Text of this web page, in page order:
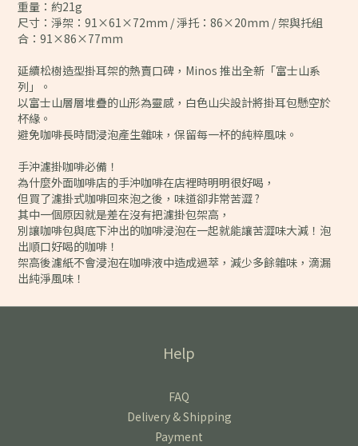
重量：約21g
尺寸：淨架：91×61×72mm / 淨托：86×20mm / 架與托組
合：91×86×77mm
延續松樹造型掛耳架的熱賣口碑，Minos 推出全新「富士山系
列」。
以富士山層層堆疊的山形為靈感，白色山尖設計將掛耳包懸空於
杯緣。
避免咖啡長時間浸泡產生雜味，保留每一杯的純粹風味。
手沖濾掛咖啡必備！
為什麼外面咖啡店的手沖咖啡在店裡時明明很好喝，
但買了濾掛式咖啡回來泡之後，味道卻非常苦澀 ?
其中一個原因就是差在沒有把濾掛包架高，
別讓咖啡包與底下沖出的咖啡浸泡在一起就能讓苦澀味大減！泡
出順口好喝的咖啡！
架高後濾紙不會浸泡在咖啡液中造成過萃，減少多餘雜味，滴漏
出純淨風味！
Help
FAQ
Delivery & Shipping
Payment